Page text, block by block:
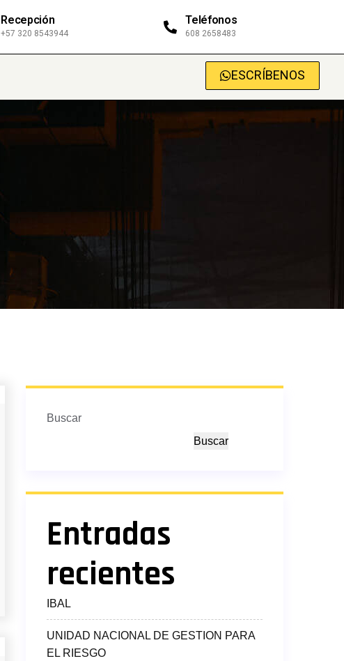
Recepción
+57 320 8543944
Teléfonos
608 2658483
ESCRÍBENOS
Buscar
Buscar
Entradas
recientes
IBAL
UNIDAD NACIONAL DE GESTION PARA
EL RIESGO